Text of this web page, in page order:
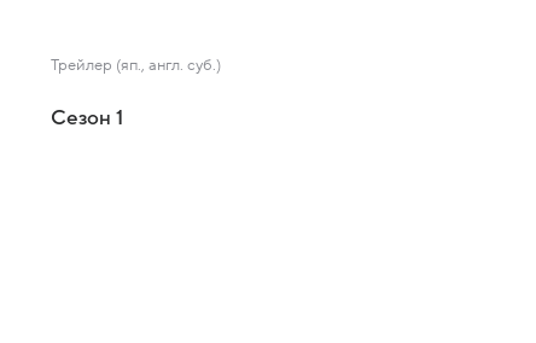
Трейлер (яп., англ. суб.)
Сезон 1